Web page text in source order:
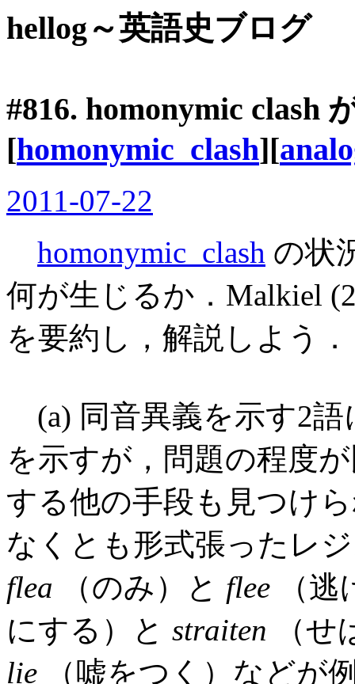
hellog～英語史ブログ
#816. homonymic clash
[homonymic_clash][
2011-07-22
homonymic_clash の状
何が生じるか．Malkiel
を要約し，解説しよう．
(a) 同音異義を示す2語
を示すが，問題の程度
する他の手段も見つけ
なくとも形式張ったレ
flea （のみ）と flee （逃
にする）と straiten （せ
lie （嘘をつく）などが